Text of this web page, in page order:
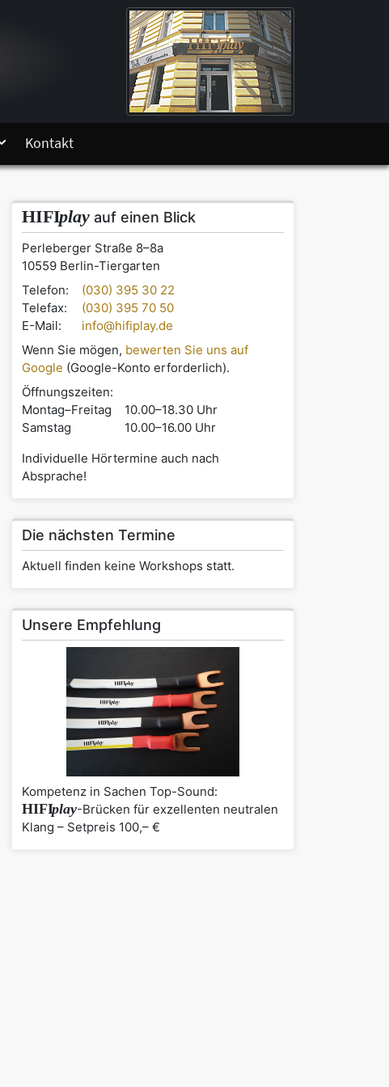
Kontakt
HIFIplay auf einen Blick
Perleberger Straße 8–8a
10559 Berlin-Tiergarten
Telefon:
(030) 395 30 22
Telefax:
(030) 395 70 50
E-Mail:
info@hifiplay.de
Wenn Sie mögen, bewerten Sie uns auf
Google (Google-Konto erforderlich).
Öffnungszeiten:
Montag–Freitag
10.00–18.30 Uhr
Samstag
10.00–16.00 Uhr
Individuelle Hörtermine auch nach
Absprache!
Die nächsten Termine
Aktuell finden keine Workshops statt.
Unsere Empfehlung
Kompetenz in Sachen Top-Sound:
HIFIplay-Brücken für exzellenten neutralen
Klang – Setpreis 100,– €